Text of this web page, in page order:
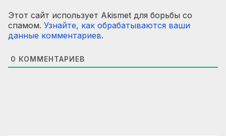
Этот сайт использует Akismet для борьбы со
спамом. Узнайте, как обрабатываются ваши
данные комментариев.
0 КОММЕНТАРИЕВ